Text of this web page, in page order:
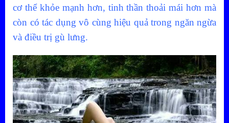
cơ thể khỏe mạnh hơn, tinh thần thoải mái hơn mà
còn có tác dụng vô cùng hiệu quả trong ngăn ngừa
và điều trị gù lưng.